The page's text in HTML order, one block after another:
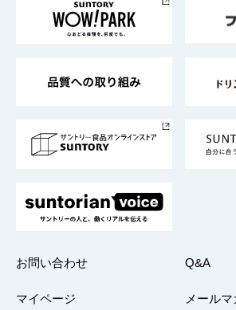
地域情報
サントリーサンバーズ大阪
サントリーが考えるサステナビリ
企業概要
採用情報
お問い合わせ Q&A
マイページ メール